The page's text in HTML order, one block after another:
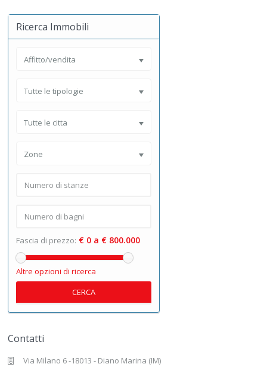
Ricerca Immobili
Affitto/vendita
Tutte le tipologie
Tutte le citta
Zone
Fascia di prezzo: € 0 a € 800.000
Altre opzioni di ricerca
CERCA
Contatti
Via Milano 6 -18013 - Diano Marina (IM)